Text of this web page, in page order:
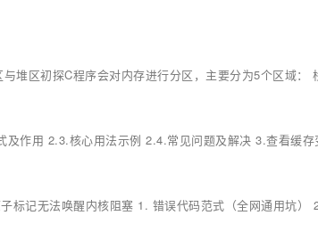
堆区初探C程序会对内存进行分区，主要分为5个区域：
作用 2.3.核心用法示例 2.4.常见问题及解决 3.查看缓存
标记无法唤醒内核阻塞 1. 错误代码范式（全网通用坑）